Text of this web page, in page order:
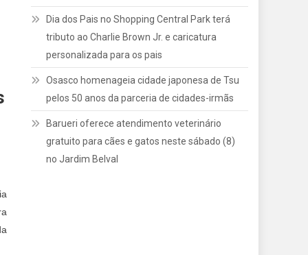
Dia dos Pais no Shopping Central Park terá
tributo ao Charlie Brown Jr. e caricatura
personalizada para os pais
Osasco homenageia cidade japonesa de Tsu
pelos 50 anos da parceria de cidades-irmãs
Barueri oferece atendimento veterinário
gratuito para cães e gatos neste sábado (8)
no Jardim Belval